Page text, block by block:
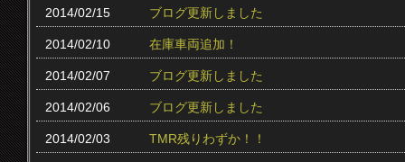
2014/02/15 ブログ更新しました
2014/02/10 在庫車両追加！
2014/02/07 ブログ更新しました
2014/02/06 ブログ更新しました
2014/02/03 TMR残りわずか！！